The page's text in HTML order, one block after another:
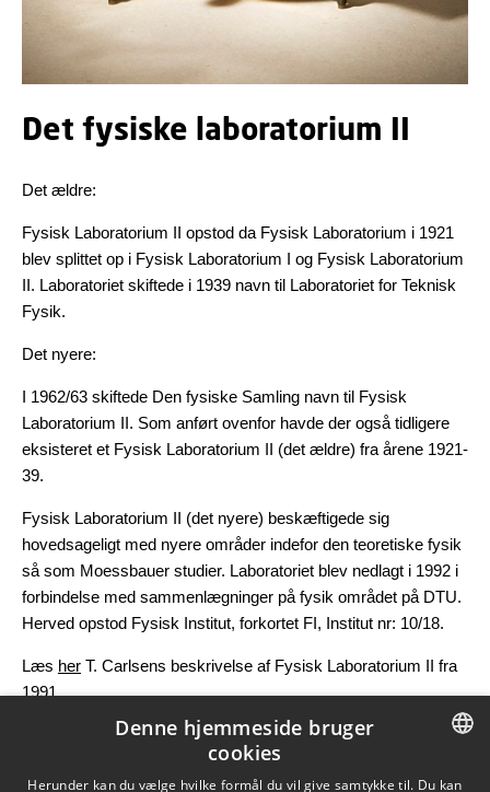
Det fysiske laboratorium II
Det ældre:
Fysisk Laboratorium II opstod da Fysisk Laboratorium i 1921
blev splittet op i Fysisk Laboratorium I og Fysisk Laboratorium
II. Laboratoriet skiftede i 1939 navn til Laboratoriet for Teknisk
Fysik.
Det nyere:
I 1962/63 skiftede Den fysiske Samling navn til Fysisk
Laboratorium II. Som anført ovenfor havde der også tidligere
eksisteret et Fysisk Laboratorium II (det ældre) fra årene 1921-
39.
Fysisk Laboratorium II (det nyere) beskæftigede sig
hovedsageligt med nyere områder indefor den teoretiske fysik
så som Moessbauer studier. Laboratoriet blev nedlagt i 1992 i
forbindelse med sammenlægninger på fysik området på DTU.
Herved opstod Fysisk Institut, forkortet FI, Institut nr: 10/18.
Læs her T. Carlsens beskrivelse af Fysisk Laboratorium II fra
1991
Annette Buhl Sørensenden 20. juli 2023
DANISH
Denne hjemmeside bruger
cookies
Herunder kan du vælge hvilke formål du vil give samtykke til. Du kan